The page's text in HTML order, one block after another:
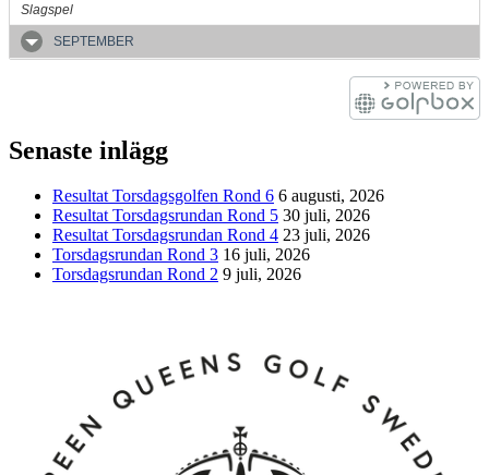
Slagspel
SEPTEMBER
Senaste inlägg
Resultat Torsdagsgolfen Rond 6 6 augusti, 2026
Resultat Torsdagsrundan Rond 5 30 juli, 2026
Resultat Torsdagsrundan Rond 4 23 juli, 2026
Torsdagsrundan Rond 3 16 juli, 2026
Torsdagsrundan Rond 2 9 juli, 2026